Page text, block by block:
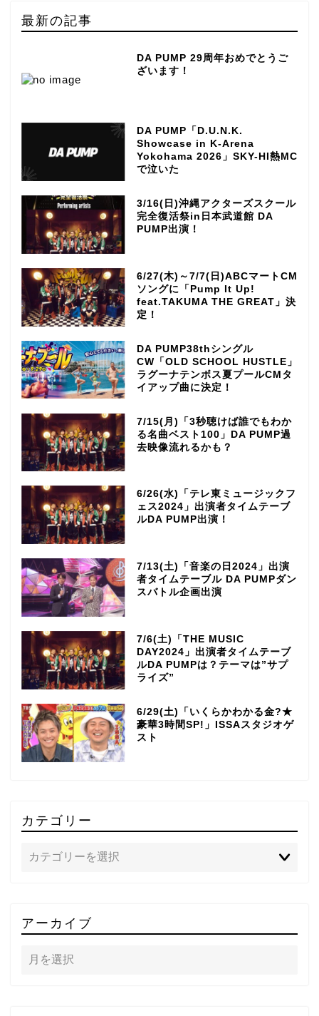
最新の記事
DA PUMP 29周年おめでとうご
ざいます！
DA PUMP「D.U.N.K.
Showcase in K-Arena
Yokohama 2026」SKY-HI熱MC
で泣いた
3/16(日)沖縄アクターズスクール
完全復活祭in日本武道館 DA
PUMP出演！
6/27(木)～7/7(日)ABCマートCM
ソングに「Pump It Up!
feat.TAKUMA THE GREAT」決
定！
DA PUMP38thシングル
CW「OLD SCHOOL HUSTLE」
ラグーナテンボス夏プールCMタ
イアップ曲に決定！
7/15(月)「3秒聴けば誰でもわか
る名曲ベスト100」DA PUMP過
去映像流れるかも？
6/26(水)「テレ東ミュージックフ
ェス2024」出演者タイムテーブ
ルDA PUMP出演！
7/13(土)「音楽の日2024」出演
者タイムテーブル DA PUMPダン
スバトル企画出演
7/6(土)「THE MUSIC
DAY2024」出演者タイムテーブ
ルDA PUMPは？テーマは”サプ
ライズ”
6/29(土)「いくらかわかる金?★
豪華3時間SP!」ISSAスタジオゲ
スト
カテゴリー
アーカイブ